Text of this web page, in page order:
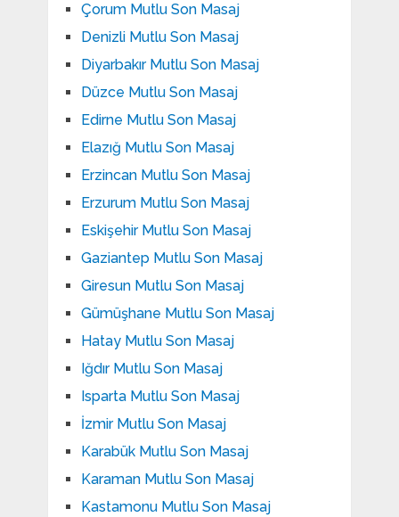
Çorum Mutlu Son Masaj
Denizli Mutlu Son Masaj
Diyarbakır Mutlu Son Masaj
Düzce Mutlu Son Masaj
Edirne Mutlu Son Masaj
Elazığ Mutlu Son Masaj
Erzincan Mutlu Son Masaj
Erzurum Mutlu Son Masaj
Eskişehir Mutlu Son Masaj
Gaziantep Mutlu Son Masaj
Giresun Mutlu Son Masaj
Gümüşhane Mutlu Son Masaj
Hatay Mutlu Son Masaj
Iğdır Mutlu Son Masaj
Isparta Mutlu Son Masaj
İzmir Mutlu Son Masaj
Karabük Mutlu Son Masaj
Karaman Mutlu Son Masaj
Kastamonu Mutlu Son Masaj